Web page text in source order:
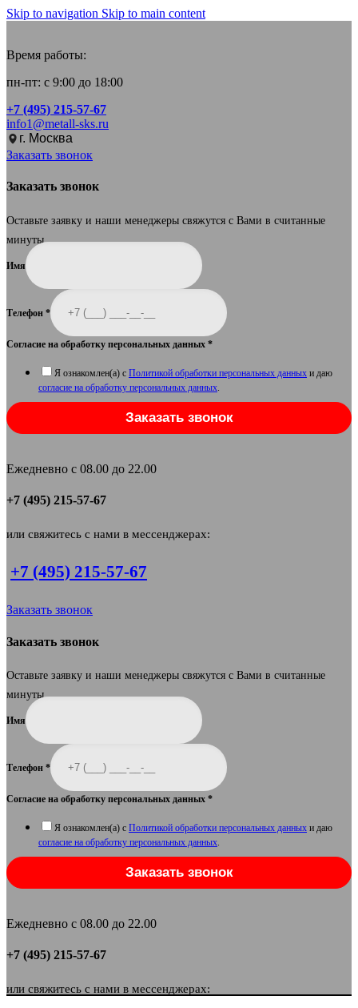
Skip to navigation Skip to main content
Время работы:
пн-пт: с 9:00 до 18:00
+7 (495) 215-57-67
info1@metall-sks.ru
г. Москва
Заказать звонок
Заказать звонок
Оставьте заявку и наши менеджеры свяжутся с Вами в считанные
минуты.
Имя
Телефон *
Согласие на обработку персональных данных *
Я ознакомлен(а) с Политикой обработки персональных данных и даю
согласие на обработку персональных данных
Заказать звонок
Ежедневно с 08.00 до 22.00
+7 (495) 215-57-67
или свяжитесь с нами в мессенджерах:
+7 (495) 215-57-67
Заказать звонок
Заказать звонок
Оставьте заявку и наши менеджеры свяжутся с Вами в считанные
минуты.
Имя
Телефон *
Согласие на обработку персональных данных *
Я ознакомлен(а) с Политикой обработки персональных данных и даю
согласие на обработку персональных данных.
Заказать звонок
Ежедневно с 08.00 до 22.00
+7 (495) 215-57-67
или свяжитесь с нами в мессенджерах: